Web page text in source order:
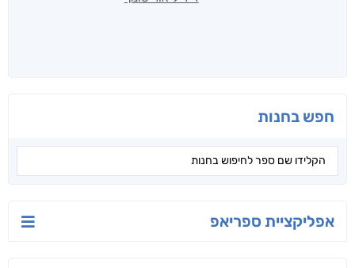
חפש בחנות
אפליקציית ספריאפ